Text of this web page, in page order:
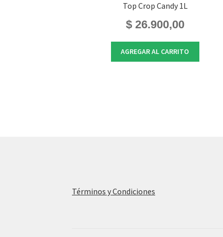
Top Crop Candy 1L
$26.900,00
AGREGAR AL CARRITO
Términos y Condiciones